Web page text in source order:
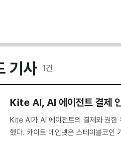
기사 1건
Kite AI, AI 에이전트 결제 인
Kite AI가 AI 에이전트의 결제와 권한
했다. 카이트 메인넷은 스테이블코인